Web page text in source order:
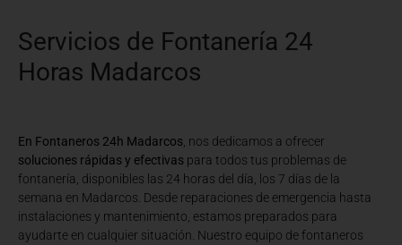
Servicios de Fontanería 24
Horas Madarcos
En Fontaneros 24h Madarcos , nos dedicamos a ofrecer
soluciones rápidas y efectivas para todos tus problemas de
fontanería, disponibles las 24 horas del día, los 7 días de la
semana en Madarcos. Desde reparaciones de emergencia hasta
instalaciones y mantenimiento, estamos preparados para
ayudarte en cualquier situación. Nuestro equipo de fontaneros